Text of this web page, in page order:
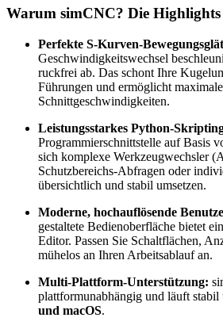
Warum simCNC? Die
Perfekte S-Kurven-
Geschwindigkeitswechsel
ruckfrei ab. Das schont Ihre
Führungen und ermöglicht maximale
Schnittgeschwindigkeiten.
Leistungsstarkes Python-
Programmierschnittstelle auf Basis
sich komplexe Werkzeugwechsler
Schutzbereichs-Abfragen oder
übersichtlich und stabil umsetzen.
Moderne, hochauflösende
gestaltete Bedienoberfläche bietet
Editor. Passen Sie Schaltflächen,
mühelos an Ihren Arbeitsablauf an.
Multi-Plattform-Unterstützung:
plattformunabhängig und läuft stabil
und macOS.